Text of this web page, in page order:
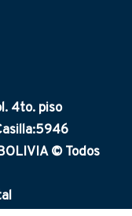
4to. piso
© Todos